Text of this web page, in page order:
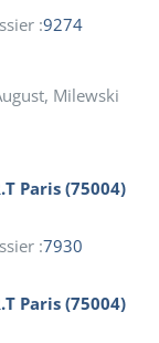
:9274
Milewski
Paris (75004)
:7930
Paris (75004)